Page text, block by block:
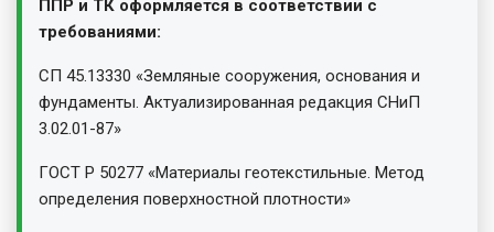
ППР и ТК оформляется в соответствии с
требованиями:
СП 45.13330 «Земляные сооружения, основания и
фундаменты. Актуализированная редакция СНиП
3.02.01-87»
ГОСТ Р 50277 «Материалы геотекстильные. Метод
определения поверхностной плотности»